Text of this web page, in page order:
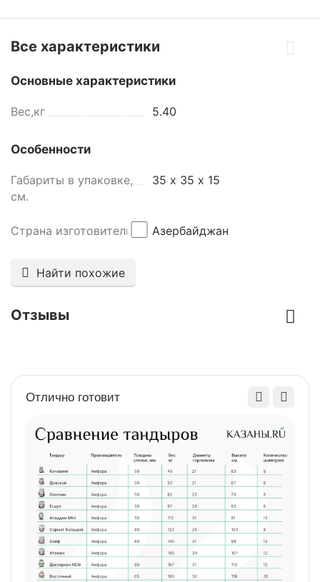
Все характеристики
Основные характеристики
Вес,кг 5.40
Особенности
Габариты в упаковке,
см.
35 х 35 х 15
Страна изготовитель Азербайджан
Найти похожие
Отзывы
Отлично готовит